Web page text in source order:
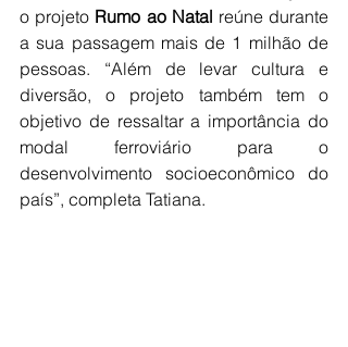
o projeto Rumo ao Natal reúne durante
a sua passagem mais de 1 milhão de
pessoas. “Além de levar cultura e
diversão, o projeto também tem o
objetivo de ressaltar a importância do
modal ferroviário para o
desenvolvimento socioeconômico do
país”, completa Tatiana.